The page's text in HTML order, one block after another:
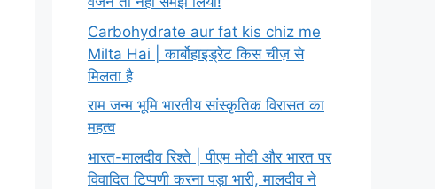
Carbohydrate aur fat kis chiz me
Milta Hai | कार्बोहाइड्रेट किस चीज़ से
मिलता है
राम जन्म भूमि भारतीय सांस्कृतिक विरासत का
महत्व
भारत-मालदीव रिश्ते | पीएम मोदी और भारत पर
विवादित टिप्पणी करना पड़ा भारी, मालदीव ने